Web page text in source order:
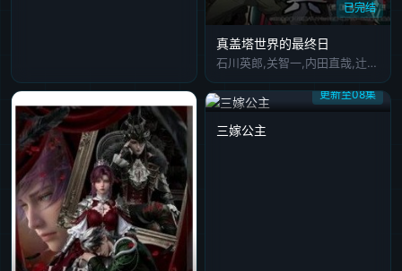
已完结
真盖塔世界的最终日
石川英郎,关智一,内田直哉,辻亲八,饭塚昭三,麦人,日高奈留美,铃木泰明,乡里大辅,广濑正志,神谷明
更新至08集
三嫁公主